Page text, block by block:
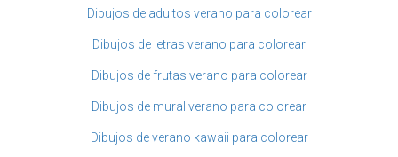
Dibujos de adultos verano para colorear
Dibujos de letras verano para colorear
Dibujos de frutas verano para colorear
Dibujos de mural verano para colorear
Dibujos de verano kawaii para colorear